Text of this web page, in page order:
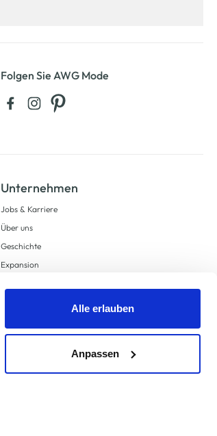
Alle erlauben
Anpassen
Folgen Sie AWG Mode
Unternehmen
Jobs & Karriere
Über uns
Geschichte
Expansion
Barrierefreiheit